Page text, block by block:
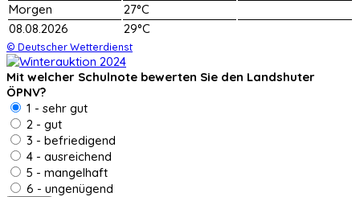
Morgen
27°C
08.08.2026
29°C
© Deutscher Wetterdienst
Mit welcher Schulnote bewerten Sie den Landshuter
ÖPNV?
1 - sehr gut
2 - gut
3 - befriedigend
4 - ausreichend
5 - mangelhaft
6 - ungenügend